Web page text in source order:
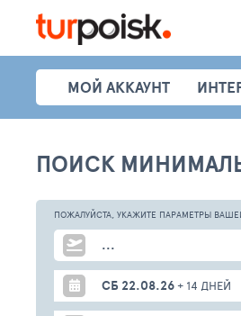
МОЙ АККАУНТ
ПОИСК
ПОЖАЛУЙСТА, УКАЖИТЕ ПАРАМЕТРЫ
...
СБ 22.08.26+ 14 ДНЕЙ